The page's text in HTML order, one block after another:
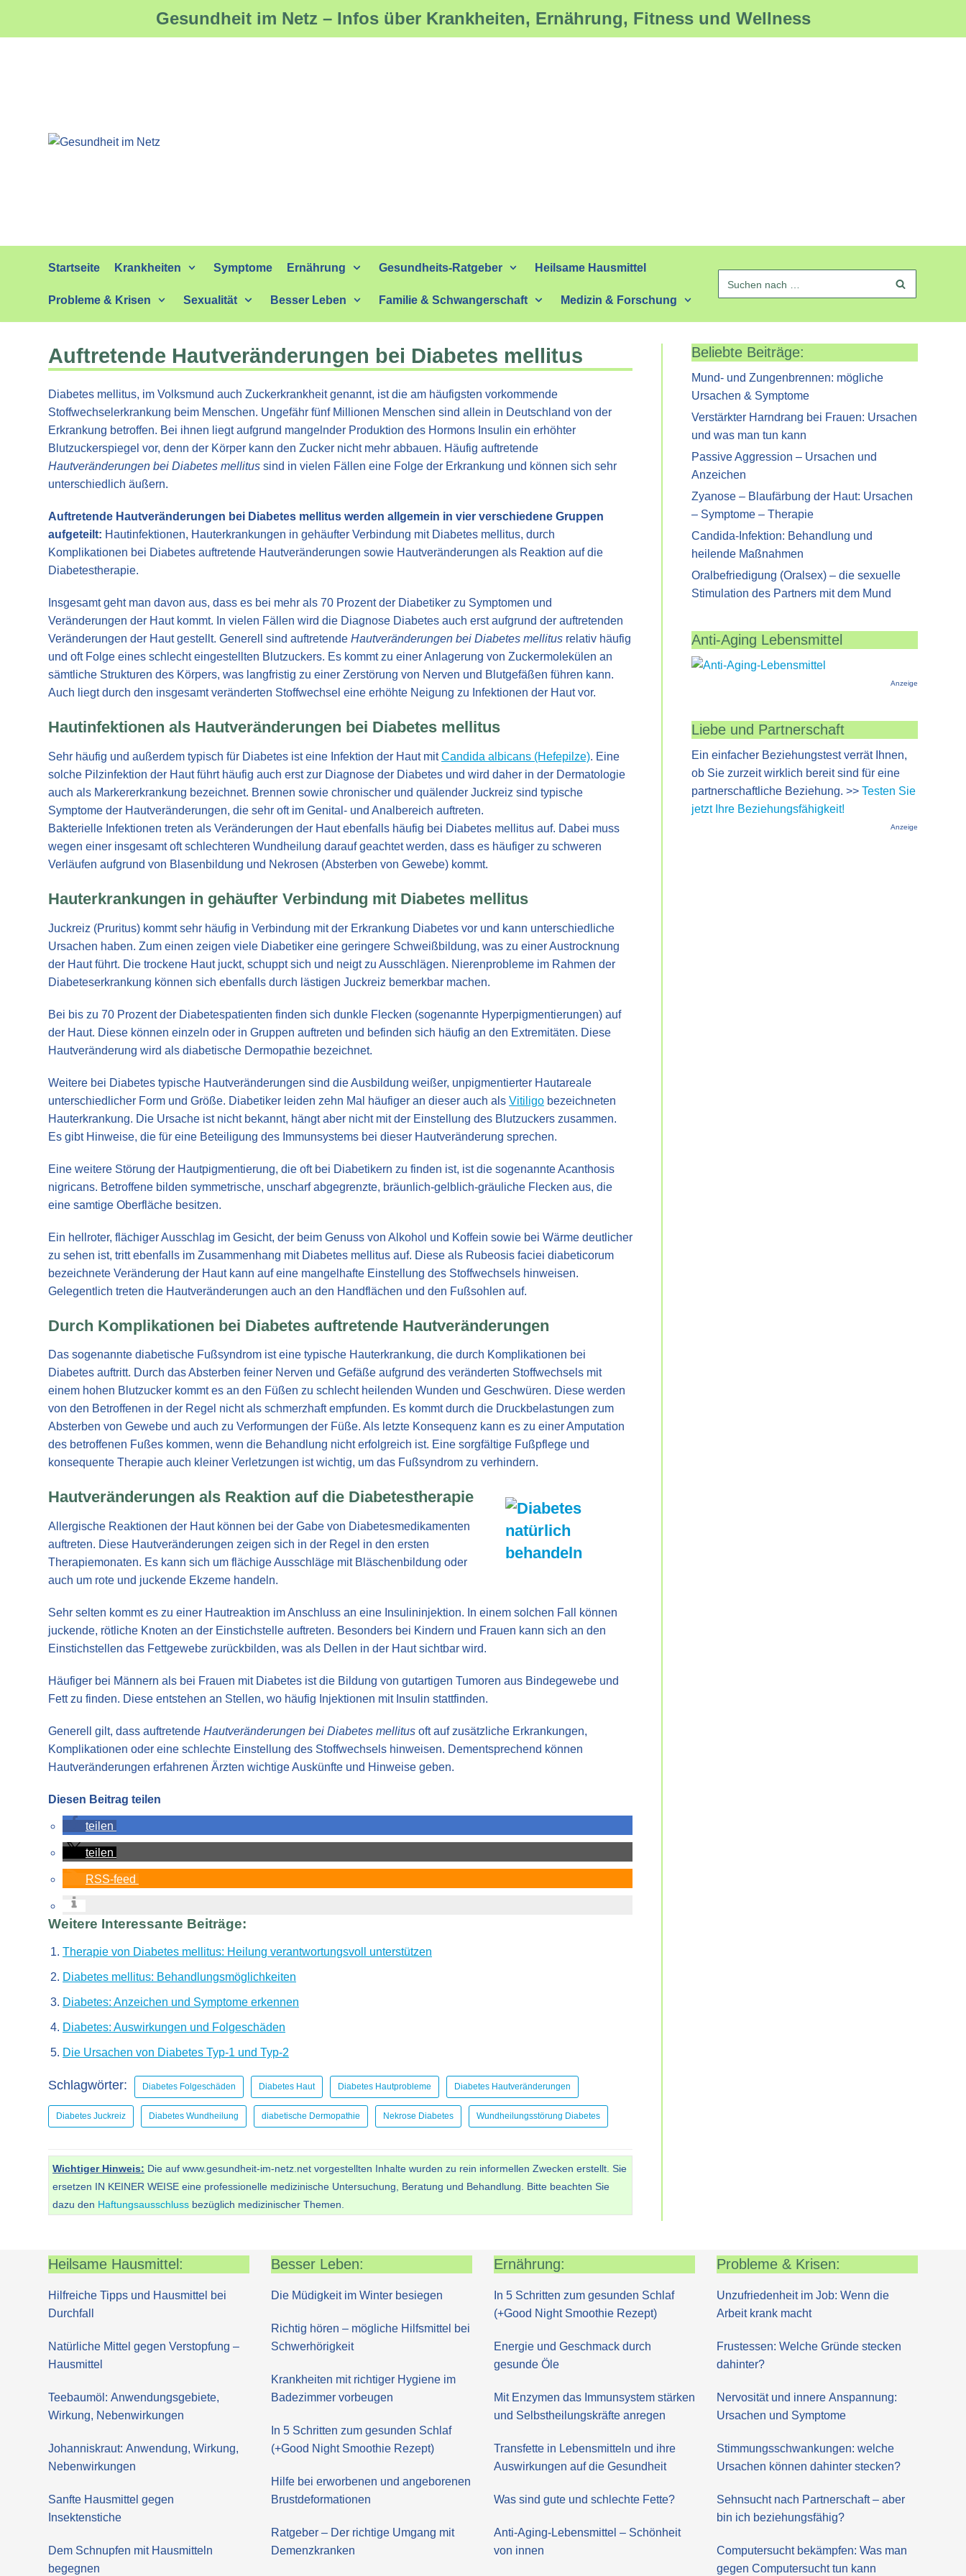
Zum
Gesundheit im Netz – Infos über Krankheiten, Ernährung, Fitness und Wellness
Startseite Krankheiten Symptome Ernährung Gesundheits-Ratgeber Heilsame Hausmittel
Probleme & Krisen Sexualität Besser Leben Familie & Schwangerschaft Medizin & Forschung
Auftretende Hautveränderungen bei Diabetes mellitus
Diabetes mellitus, im Volksmund auch Zuckerkrankheit genannt, ist die am häufigsten vorkommende
Stoffwechselerkrankung beim Menschen. Ungefähr fünf Millionen Menschen sind allein in Deutschland von der
Erkrankung betroffen. Bei ihnen liegt aufgrund mangelnder Produktion des Hormons Insulin ein erhöhter
Blutzuckerspiegel vor, denn der Körper kann den Zucker nicht mehr abbauen. Häufig auftretende
Hautveränderungen bei Diabetes mellitus sind in vielen Fällen eine Folge der Erkrankung und können sich sehr
unterschiedlich äußern.
Auftretende Hautveränderungen bei Diabetes mellitus werden allgemein in vier verschiedene Gruppen
aufgeteilt: Hautinfektionen, Hauterkrankungen in gehäufter Verbindung mit Diabetes mellitus, durch
Komplikationen bei Diabetes auftretende Hautveränderungen sowie Hautveränderungen als Reaktion auf die
Diabetestherapie.
Insgesamt geht man davon aus, dass es bei mehr als 70 Prozent der Diabetiker zu Symptomen und
Veränderungen der Haut kommt. In vielen Fällen wird die Diagnose Diabetes auch erst aufgrund der auftretenden
Veränderungen der Haut gestellt. Generell sind auftretende Hautveränderungen bei Diabetes mellitus relativ häufig
und oft Folge eines schlecht eingestellten Blutzuckers. Es kommt zu einer Anlagerung von Zuckermolekülen an
sämtliche Strukturen des Körpers, was langfristig zu einer Zerstörung von Nerven und Blutgefäßen führen kann.
Auch liegt durch den insgesamt veränderten Stoffwechsel eine erhöhte Neigung zu Infektionen der Haut vor.
Hautinfektionen als Hautveränderungen bei Diabetes mellitus
Sehr häufig und außerdem typisch für Diabetes ist eine Infektion der Haut mitCandida albicans (Hefepilze). Eine
solche Pilzinfektion der Haut führt häufig auch erst zur Diagnose der Diabetes und wird daher in der Dermatologie
auch als Markererkrankung bezeichnet. Brennen sowie chronischer und quälender Juckreiz sind typische
Symptome der Hautveränderungen, die sehr oft im Genital- und Analbereich auftreten.
Bakterielle Infektionen treten als Veränderungen der Haut ebenfalls häufig bei Diabetes mellitus auf. Dabei muss
wegen einer insgesamt oft schlechteren Wundheilung darauf geachtet werden, dass es häufiger zu schweren
Verläufen aufgrund von Blasenbildung und Nekrosen (Absterben von Gewebe) kommt.
Hauterkrankungen in gehäufter Verbindung mit Diabetes mellitus
Juckreiz (Pruritus) kommt sehr häufig in Verbindung mit der Erkrankung Diabetes vor und kann unterschiedliche
Ursachen haben. Zum einen zeigen viele Diabetiker eine geringere Schweißbildung, was zu einer Austrocknung
der Haut führt. Die trockene Haut juckt, schuppt sich und neigt zu Ausschlägen. Nierenprobleme im Rahmen der
Diabeteserkrankung können sich ebenfalls durch lästigen Juckreiz bemerkbar machen.
Bei bis zu 70 Prozent der Diabetespatienten finden sich dunkle Flecken (sogenannte Hyperpigmentierungen) auf
der Haut. Diese können einzeln oder in Gruppen auftreten und befinden sich häufig an den Extremitäten. Diese
Hautveränderung wird als diabetische Dermopathie bezeichnet.
Weitere bei Diabetes typische Hautveränderungen sind die Ausbildung weißer, unpigmentierter Hautareale
unterschiedlicher Form und Größe. Diabetiker leiden zehn Mal häufiger an dieser auch als Vitiligo bezeichneten
Hauterkrankung. Die Ursache ist nicht bekannt, hängt aber nicht mit der Einstellung des Blutzuckers zusammen.
Es gibt Hinweise, die für eine Beteiligung des Immunsystems bei dieser Hautveränderung sprechen.
Eine weitere Störung der Hautpigmentierung, die oft bei Diabetikern zu finden ist, ist die sogenannte Acanthosis
nigricans. Betroffene bilden symmetrische, unscharf abgegrenzte, bräunlich-gelblich-gräuliche Flecken aus, die
eine samtige Oberfläche besitzen.
Ein hellroter, flächiger Ausschlag im Gesicht, der beim Genuss von Alkohol und Koffein sowie bei Wärme deutlicher
zu sehen ist, tritt ebenfalls im Zusammenhang mit Diabetes mellitus auf. Diese als Rubeosis faciei diabeticorum
bezeichnete Veränderung der Haut kann auf eine mangelhafte Einstellung des Stoffwechsels hinweisen.
Gelegentlich treten die Hautveränderungen auch an den Handflächen und den Fußsohlen auf.
Durch Komplikationen bei Diabetes auftretende Hautveränderungen
Das sogenannte diabetische Fußsyndrom ist eine typische Hauterkrankung, die durch Komplikationen bei
Diabetes auftritt. Durch das Absterben feiner Nerven und Gefäße aufgrund des veränderten Stoffwechsels mit
einem hohen Blutzucker kommt es an den Füßen zu schlecht heilenden Wunden und Geschwüren. Diese werden
von den Betroffenen in der Regel nicht als schmerzhaft empfunden. Es kommt durch die Druckbelastungen zum
Absterben von Gewebe und auch zu Verformungen der Füße. Als letzte Konsequenz kann es zu einer Amputation
des betroffenen Fußes kommen, wenn die Behandlung nicht erfolgreich ist. Eine sorgfältige Fußpflege und
konsequente Therapie auch kleiner Verletzungen ist wichtig, um das Fußsyndrom zu verhindern.
Hautveränderungen als Reaktion auf die Diabetestherapie
Allergische Reaktionen der Haut können bei der Gabe von Diabetesmedikamenten
auftreten. Diese Hautveränderungen zeigen sich in der Regel in den ersten
Therapiemonaten. Es kann sich um flächige Ausschläge mit Bläschenbildung oder
auch um rote und juckende Ekzeme handeln.
Sehr selten kommt es zu einer Hautreaktion im Anschluss an eine Insulininjektion. In einem solchen Fall können
juckende, rötliche Knoten an der Einstichstelle auftreten. Besonders bei Kindern und Frauen kann sich an den
Einstichstellen das Fettgewebe zurückbilden, was als Dellen in der Haut sichtbar wird.
Häufiger bei Männern als bei Frauen mit Diabetes ist die Bildung von gutartigen Tumoren aus Bindegewebe und
Fett zu finden. Diese entstehen an Stellen, wo häufig Injektionen mit Insulin stattfinden.
Generell gilt, dass auftretende Hautveränderungen bei Diabetes mellitus oft auf zusätzliche Erkrankungen,
Komplikationen oder eine schlechte Einstellung des Stoffwechsels hinweisen. Dementsprechend können
Hautveränderungen erfahrenen Ärzten wichtige Auskünfte und Hinweise geben.
Diesen Beitrag teilen
teilen
teilen
RSS-feed
Weitere Interessante Beiträge:
Therapie von Diabetes mellitus: Heilung verantwortungsvoll unterstützen
Diabetes mellitus: Behandlungsmöglichkeiten
Diabetes: Anzeichen und Symptome erkennen
Diabetes: Auswirkungen und Folgeschäden
Die Ursachen von Diabetes Typ-1 und Typ-2
Schlagwörter: Diabetes Folgeschäden Diabetes Haut Diabetes Hautprobleme Diabetes Hautveränderungen
Diabetes Juckreiz Diabetes Wundheilung diabetische Dermopathie Nekrose Diabetes Wundheilungsstörung Diabetes
Wichtiger Hinweis: Die auf www.gesundheit-im-netz.net vorgestellten Inhalte wurden zu rein informellen Zwecken erstellt. Sie
ersetzen IN KEINER WEISE eine professionelle medizinische Untersuchung, Beratung und Behandlung. Bitte beachten Sie
dazu den Haftungsausschluss bezüglich medizinischer Themen.
Beliebte Beiträge:
Mund- und Zungenbrennen: mögliche
Ursachen & Symptome
Verstärkter Harndrang bei Frauen: Ursachen
und was man tun kann
Passive Aggression – Ursachen und
Anzeichen
Zyanose – Blaufärbung der Haut: Ursachen
– Symptome – Therapie
Candida-Infektion: Behandlung und
heilende Maßnahmen
Oralbefriedigung (Oralsex) – die sexuelle
Stimulation des Partners mit dem Mund
Anti-Aging Lebensmittel
Anzeige
Liebe und Partnerschaft
Ein einfacher Beziehungstest verrät Ihnen,
ob Sie zurzeit wirklich bereit sind für eine
partnerschaftliche Beziehung. >> Testen Sie
jetzt Ihre Beziehungsfähigkeit!
Anzeige
Heilsame Hausmittel:
Hilfreiche Tipps und Hausmittel bei
Durchfall
Natürliche Mittel gegen Verstopfung –
Hausmittel
Teebaumöl: Anwendungsgebiete,
Wirkung, Nebenwirkungen
Johanniskraut: Anwendung, Wirkung,
Nebenwirkungen
Sanfte Hausmittel gegen
Insektenstiche
Dem Schnupfen mit Hausmitteln
begegnen
Besser Leben:
Die Müdigkeit im Winter besiegen
Richtig hören – mögliche Hilfsmittel bei
Schwerhörigkeit
Krankheiten mit richtiger Hygiene im
Badezimmer vorbeugen
In 5 Schritten zum gesunden Schlaf
(+Good Night Smoothie Rezept)
Hilfe bei erworbenen und angeborenen
Brustdeformationen
Ratgeber – Der richtige Umgang mit
Demenzkranken
Ernährung:
In 5 Schritten zum gesunden Schlaf
(+Good Night Smoothie Rezept)
Energie und Geschmack durch
gesunde Öle
Mit Enzymen das Immunsystem stärken
und Selbstheilungskräfte anregen
Transfette in Lebensmitteln und ihre
Auswirkungen auf die Gesundheit
Was sind gute und schlechte Fette?
Anti-Aging-Lebensmittel – Schönheit
von innen
Probleme & Krisen:
Unzufriedenheit im Job: Wenn die
Arbeit krank macht
Frustessen: Welche Gründe stecken
dahinter?
Nervosität und innere Anspannung:
Ursachen und Symptome
Stimmungsschwankungen: welche
Ursachen können dahinter stecken?
Sehnsucht nach Partnerschaft – aber
bin ich beziehungsfähig?
Computersucht bekämpfen: Was man
gegen Computersucht tun kann